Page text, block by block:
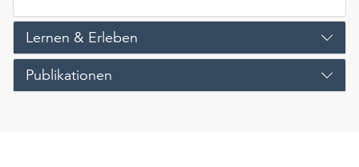
Lernen & Erleben
Publikationen